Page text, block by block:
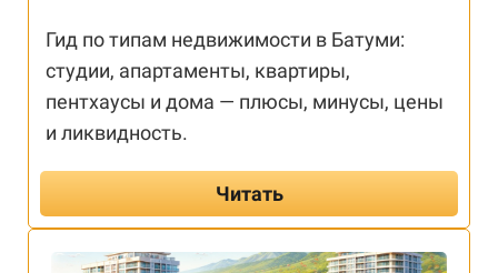
Гид по типам недвижимости в Батуми:
студии, апартаменты, квартиры,
пентхаусы и дома — плюсы, минусы, цены
и ликвидность.
Читать